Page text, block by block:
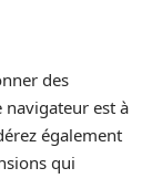
des
est à
également
qui